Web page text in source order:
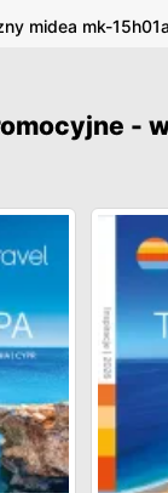
midea mk-15h01a
-